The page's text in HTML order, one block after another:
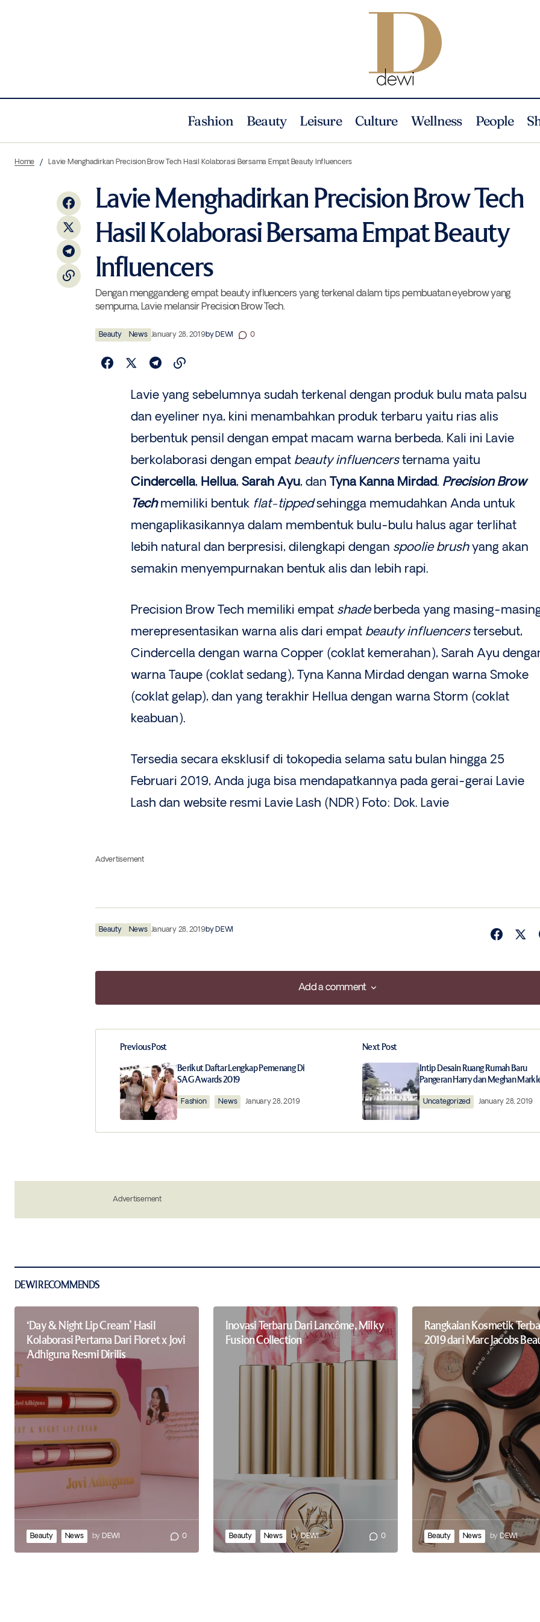
Fashion Beauty Leisure Culture Wellness People
Berikut Daftar Lengkap Pemenang Di SAG
Awards 2019
Beauty News Lavie Menghadirkan Precision Brow Tech Hasil Kolaborasi Bersama
Home Lavie Menghadirkan Precision Brow Tech Hasil Kolaborasi Bersama Empat Beauty Influencers
Lavie Menghadirkan Precision Brow Tech
Hasil Kolaborasi Bersama Empat Beauty
Influencers
Dengan menggandeng empat beauty influencers yang terkenal dalam tips pembuatan eyebrow yang
sempurna, Lavie melansir Precision Brow Tech.
Beauty News January 28, 2019byDEWI 0
Lavie yang sebelumnya sudah terkenal dengan produk bulu mata palsu
dan eyeliner nya, kini menambahkan produk terbaru yaitu rias alis
berbentuk pensil dengan empat macam warna berbeda. Kali ini Lavie
berkolaborasi dengan empat beauty influencersternama yaitu
Cindercella, Hellua, Sarah Ayu, dan Tyna Kanna Mirdad. Precision Brow
Techmemiliki bentuk flat-tippedsehingga memudahkan Anda untuk
mengaplikasikannya dalam membentuk bulu-bulu halus agar terlihat
lebih natural dan berpresisi, dilengkapi dengan spoolie brushyang akan
semakin menyempurnakan bentuk alis dan lebih rapi.
Precision Brow Tech memiliki empat shadeberbeda yang masing-
merepresentasikan warna alis dari empat beauty influencerstersebut,
Cindercella dengan warna Copper (coklat kemerahan), Sarah Ayu
warna Taupe (coklat sedang), Tyna Kanna Mirdad dengan warna Smoke
(coklat gelap), dan yang terakhir Hellua dengan warna Storm (coklat
keabuan).
Tersedia secara eksklusif di tokopedia selama satu bulan hingga 25
Februari 2019, Anda juga bisa mendapatkannya pada gerai-gerai Lavie
Lash dan website resmi Lavie Lash (NDR) Foto: Dok. Lavie
Advertisement
Beauty News January 28, 2019byDEWI
Add a comment
Add a comment
Your email address will not be published. Required fields are marked
Comment*
Save my name, email, and website in this browser for
Previous Post
Berikut Daftar Lengkap Pemenang Di
SAG Awards 2019
Fashion News January 28, 2019
Next Post
Intip Desain Ruang Rumah Baru
Pangeran Harry dan Meghan
Uncategorized January 28, 2019
Advertisement
DEWI RECOMMENDS
‘Day & Night Lip Cream’ Hasil
Kolaborasi Pertama Dari Floret x Jovi
Adhiguna Resmi Dirilis
Beauty News by DEWI 0
Inovasi Terbaru Dari Lancôme, Milky
Fusion Collection
Beauty News byDEWI 0
Rangkaian Kosmetik
2019 dari Marc Jacobs
Beauty News by DEWI